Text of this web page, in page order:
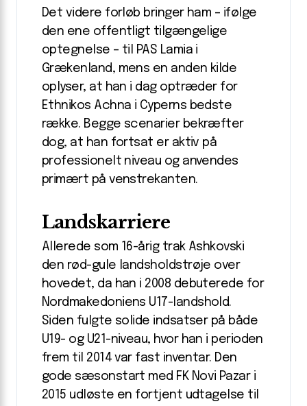
Det videre forløb bringer ham – ifølge
den ene offentligt tilgængelige
optegnelse – til PAS Lamia i
Grækenland, mens en anden kilde
oplyser, at han i dag optræder for
Ethnikos Achna i Cyperns bedste
række. Begge scenarier bekræfter
dog, at han fortsat er aktiv på
professionelt niveau og anvendes
primært på venstrekanten.
Landskarriere
Allerede som 16-årig trak Ashkovski
den rød-gule landsholdstrøje over
hovedet, da han i 2008 debuterede for
Nordmakedoniens U17-landshold.
Siden fulgte solide indsatser på både
U19- og U21-niveau, hvor han i perioden
frem til 2014 var fast inventar. Den
gode sæsonstart med FK Novi Pazar i
2015 udløste en fortjent udtagelse til